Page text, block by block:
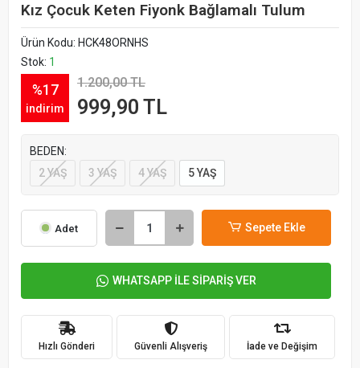
Kız Çocuk Keten Fiyonk Bağlamalı Tulum
Ürün Kodu: HCK48ORNHS
Stok: 1
%17
indirim
1.200,00 TL
999,90 TL
BEDEN:
2 YAŞ
3 YAŞ 4 YAŞ 5 YAŞ
Adet Sepete Ekle
WHATSAPP İLE SİPARİŞ VER
Hızlı Gönderi Güvenli Alışveriş İade ve Değişim